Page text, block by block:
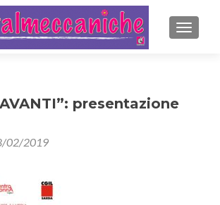
presentazione
02/2019